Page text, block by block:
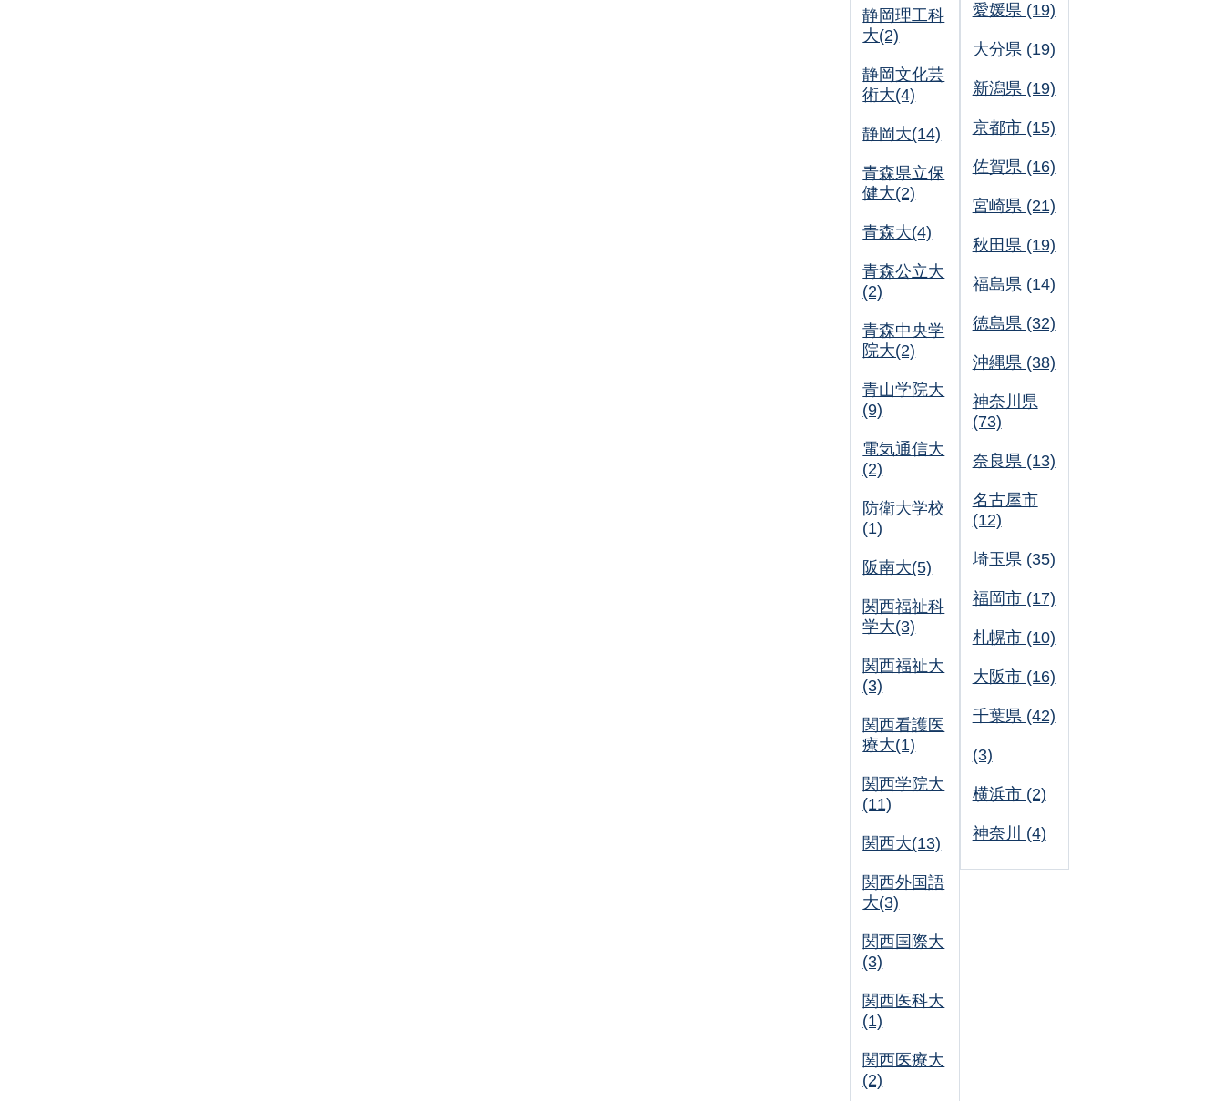
静岡理工科
大(2)
静岡文化芸
術大(4)
静岡大(14)
青森県立保
健大(2)
青森大(4)
青森公立大
(2)
青森中央学
院大(2)
青山学院大
(9)
電気通信大
(2)
防衛大学校
(1)
阪南大(5)
関西福祉科
学大(3)
関西福祉大
(3)
関西看護医
療大(1)
関西学院大
(11)
関西大(13)
関西外国語
大(3)
関西国際大
(3)
関西医科大
(1)
関西医療大
(2)
愛媛県 (19)
大分県 (19)
新潟県 (19)
京都市 (15)
佐賀県 (16)
宮崎県 (21)
秋田県 (19)
福島県 (14)
徳島県 (32)
沖縄県 (38)
神奈川県
(73)
奈良県 (13)
名古屋市
(12)
埼玉県 (35)
福岡市 (17)
札幌市 (10)
大阪市 (16)
千葉県 (42)
(3)
横浜市 (2)
神奈川 (4)